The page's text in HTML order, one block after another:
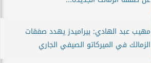
مهيب عبد الهادي: بيراميدز يهدد صفقات
الزمالك في الميركاتو الصيفي الجاري